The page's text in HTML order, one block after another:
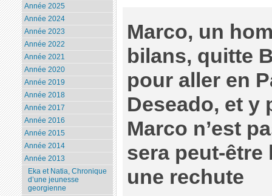
Marco, un
bilans, quitte
pour aller en
Deseado, et y
Marco n’est
sera peut-être
une rechute
Année 2025
Année 2024
Année 2023
Année 2022
Année 2021
Année 2020
Année 2019
Année 2018
Année 2017
Année 2016
Année 2015
Année 2014
Année 2013
Eka et Natia, Chronique
d’une jeunesse
georgienne